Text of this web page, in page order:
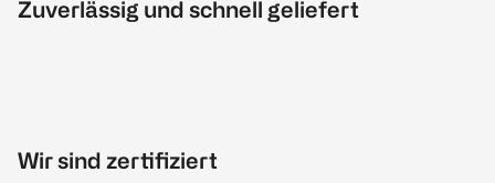
Zuverlässig und schnell geliefert
Wir sind zertifiziert